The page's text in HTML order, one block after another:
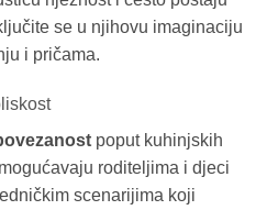
se u njihovu imaginaciju
i pričama.
poput kuhinjskih
roditeljima i djeci
scenarijima koji